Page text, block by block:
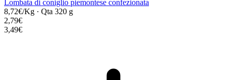
Lombata di coniglio piemontese confezionata
8,72€/Kg · Qta 320 g
2,79€
3,49€